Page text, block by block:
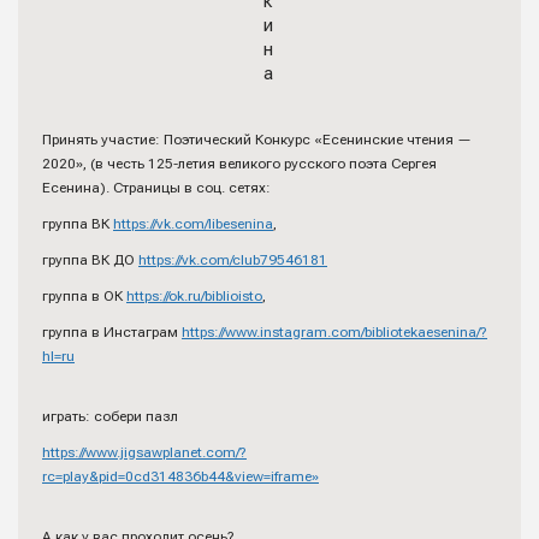
и
н
а
Принять участие: Поэтический Конкурс «Есенинские чтения —
2020», (в честь 125-летия великого русского поэта Сергея
Есенина). Страницы в соц. сетях:
группа ВК https://vk.com/libesenina,
группа ВК ДО https://vk.com/club79546181
группа в ОК https://ok.ru/biblioisto,
группа в Инстаграм https://www.instagram.com/bibliotekaesenina/?
hl=ru
играть: собери пазл
https://www.jigsawplanet.com/?
rc=play&pid=0cd314836b44&view=iframe»